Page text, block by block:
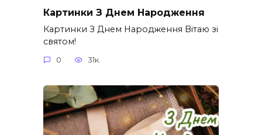
Картинки З Днем Народження
Картинки З Днем Народження Вітаю зі
святом!
0 31к.